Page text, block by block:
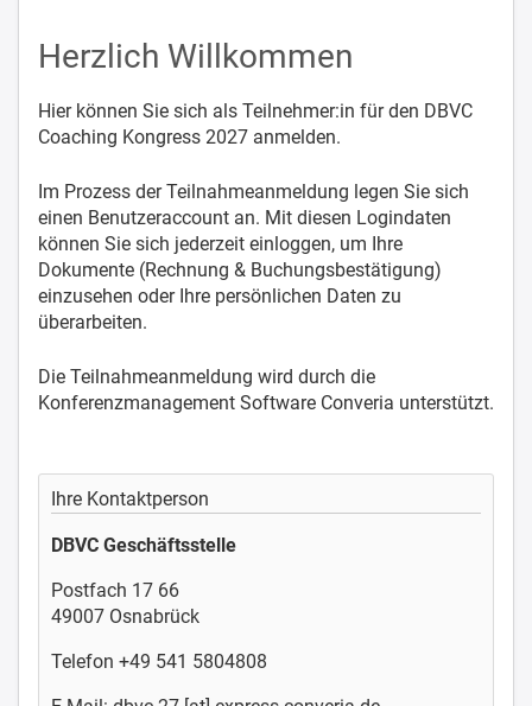
Herzlich Willkommen
Hier können Sie sich als Teilnehmer:in für den DBVC
Coaching Kongress 2027 anmelden.
Im Prozess der Teilnahmeanmeldung legen Sie sich
einen Benutzeraccount an. Mit diesen Logindaten
können Sie sich jederzeit einloggen, um Ihre
Dokumente (Rechnung & Buchungsbestätigung)
einzusehen oder Ihre persönlichen Daten zu
überarbeiten.
Die Teilnahmeanmeldung wird durch die
Konferenzmanagement Software Converia unterstützt.
Ihre Kontaktperson
DBVC Geschäftsstelle
Postfach 17 66
49007 Osnabrück
Telefon +49 541 5804808